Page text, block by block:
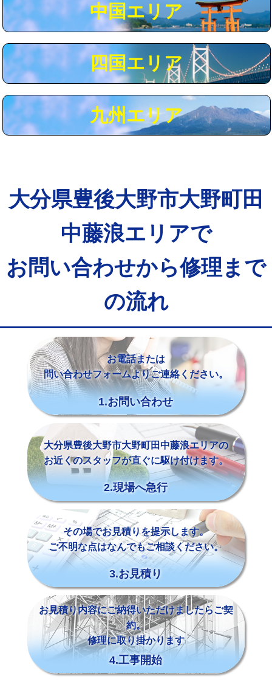
追加人工 16,500円
※給水管工事は20mmまでの価格です。
中国エリア
四国エリア
九州エリア
大分県豊後大野市大野町田
中藤浪エリアで
お問い合わせから修理まで
の流れ
お電話または
問い合わせフォームよりご連絡ください。
1.お問い合わせ
大分県豊後大野市大野町田中藤浪エリアの
お近くのスタッフが直ぐに駆け付けます。
2.現場へ急行
その場でお見積りを提示します。
ご不明な点はなんでもご相談ください。
3.お見積り
お見積り内容にご納得いただけましたらご契
約。
修理に取り掛かります
4.工事開始